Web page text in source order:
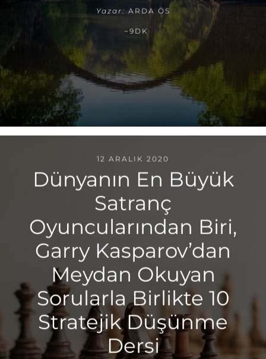
Yazar: ARDA ÖS
~9DK
12 ARALIK 2020
Dünyanın En Büyük
Satranç
Oyuncularından Biri,
Garry Kasparov’dan
Meydan Okuyan
Sorularla Birlikte 10
Stratejik Düşünme
Dersi